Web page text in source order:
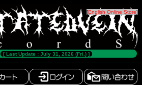
[English Online Store]
[ Last Update : July 31, 2026 (Fri.) ]